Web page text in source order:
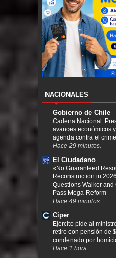
NACIONALES
Gobierno de Chile
Cadena Nacional:
avances económicos
agenda contra el
Hace 29 minutos.
El Ciudadano
«No Guaranteed
Reconstruction in
Questions Walker and
Pass Mega-Reform
Hace 49 minutos.
Ciper
Ejército pide al
retiro con pensión de
condenado por
Hace 1 hora.